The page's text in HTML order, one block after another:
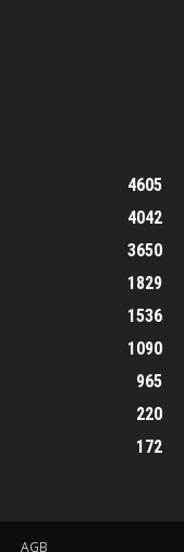
4605
4042
3650
1829
1536
1090
965
220
172
AGB